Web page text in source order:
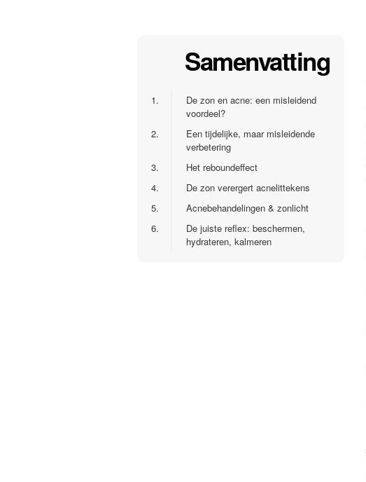
Samenvatting
1.
De zon en acne: een misleidend
voordeel?
2.
Een tijdelijke, maar misleidende
verbetering
3.
Het reboundeffect
4.
De zon verergert acnelittekens
5.
Acnebehandelingen & zonlicht
6.
De juiste reflex: beschermen,
hydrateren, kalmeren